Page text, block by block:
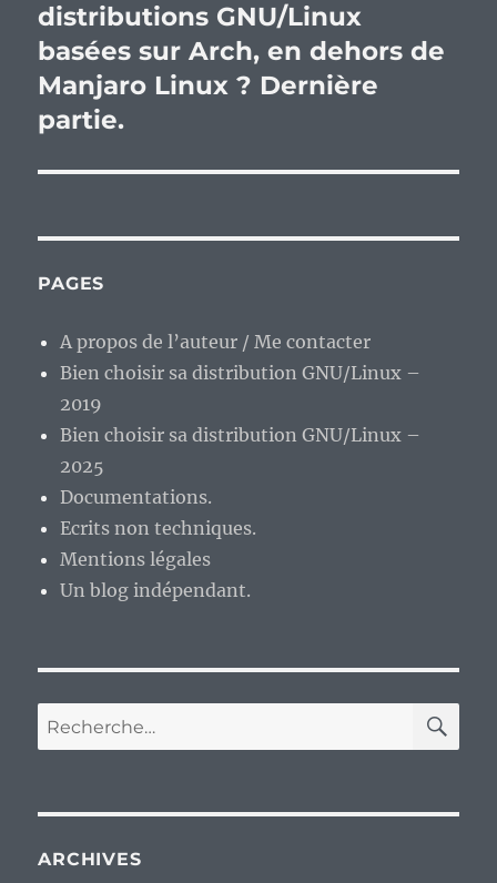
suivante :
distributions GNU/Linux
basées sur Arch, en dehors de
Manjaro Linux ? Dernière
partie.
PAGES
A propos de l’auteur / Me contacter
Bien choisir sa distribution GNU/Linux –
2019
Bien choisir sa distribution GNU/Linux –
2025
Documentations.
Ecrits non techniques.
Mentions légales
Un blog indépendant.
Recherche
pour :
ARCHIVES